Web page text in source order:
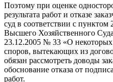
Поэтому при оценке
результата работ и отказе
суд в соответствии с
Высшего Хозяйственного
23.12.2005 № 33 «О некоторых
споров, вытекающих из
обязан рассмотреть доводы
обоснование отказа от
работ.